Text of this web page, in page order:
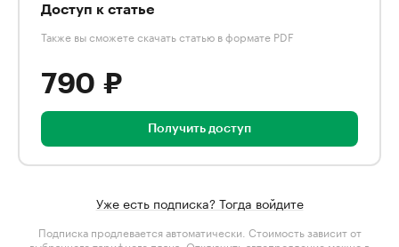
Доступ к статье
Также вы сможете скачать статью в формате PDF
790 ₽
Получить доступ
Уже есть подписка? Тогда войдите
Подписка продлевается автоматически. Стоимость зависит от